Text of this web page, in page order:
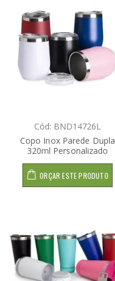
Cód: BND14726L
Copo Inox Parede Dupla
320ml Personalizado
ORÇAR ESTE PRODUTO